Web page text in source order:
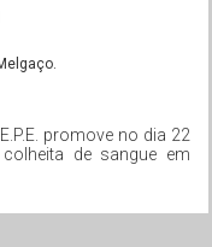
promove no dia 22
de sangue em